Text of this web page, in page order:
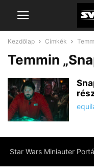
Kezdőlap Címkék
Temmin
Star Wars Miniauter